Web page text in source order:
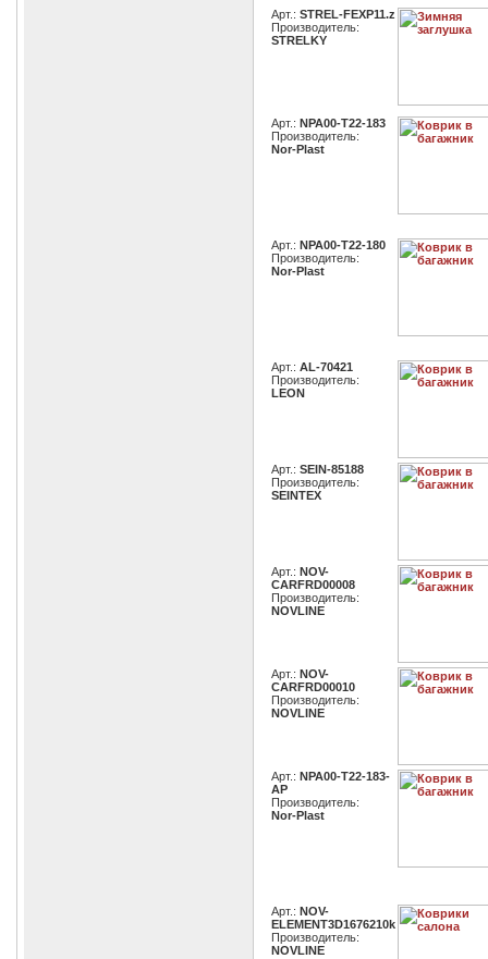
Арт.: STREL-FEXP11.z
Производитель:
STRELKY
Арт.: NPA00-T22-183
Производитель:
Nor-Plast
Арт.: NPA00-T22-180
Производитель:
Nor-Plast
Арт.: AL-70421
Производитель:
LEON
Арт.: SEIN-85188
Производитель:
SEINTEX
Арт.: NOV-
CARFRD00008
Производитель:
NOVLINE
Арт.: NOV-
CARFRD00010
Производитель:
NOVLINE
Арт.: NPA00-T22-183-
AP
Производитель:
Nor-Plast
Арт.: NOV-
ELEMENT3D1676210k
Производитель:
NOVLINE